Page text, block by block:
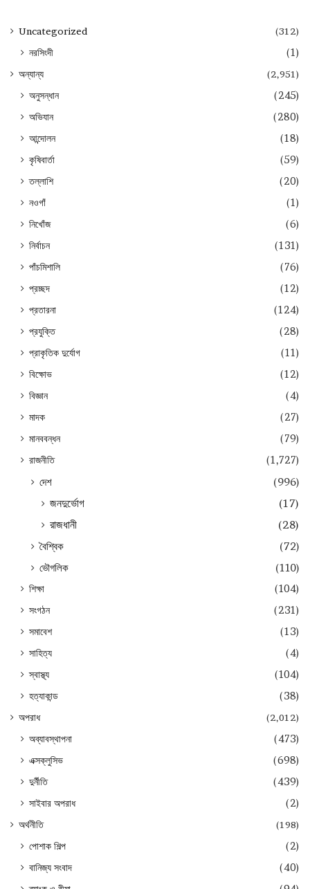
Uncategorized (312)
নরসিংদী (1)
অন্যান্য (2,951)
অনুসন্ধান
(245)
অভিযান
(280)
আন্দোলন
(18)
কৃষিবার্তা
(59)
তল্লাশি
(20)
নওগাঁ
(1)
নিখোঁজ
(6)
নির্বাচন
(131)
পাঁচমিশালি
(76)
প্রচ্ছদ
(12)
প্রতারনা
(124)
প্রযুক্তি
(28)
প্রাকৃতিক দুর্যোগ
(11)
বিক্ষোভ
(12)
বিজ্ঞান
(4)
মাদক
(27)
মানববন্ধন
(79)
রাজনীতি
(1,727)
দেশ
(996)
জনদুর্ভোগ
(17)
রাজধানী
(28)
বৈশ্বিক
(72)
ভৌগলিক
(110)
শিক্ষা
(104)
সংগঠন
(231)
সমাবেশ
(13)
সাহিত্য
(4)
স্বাস্থ্য
(104)
হত্যাকান্ড
(38)
অপরাধ (2,012)
অব্যাবস্থাপনা
(473)
এক্সক্লুসিভ
(698)
দুর্নীতি
(439)
সাইবার অপরাধ
(2)
অর্থনীতি (198)
পোশাক শিল্প
(2)
বানিজ্য সংবাদ
(40)